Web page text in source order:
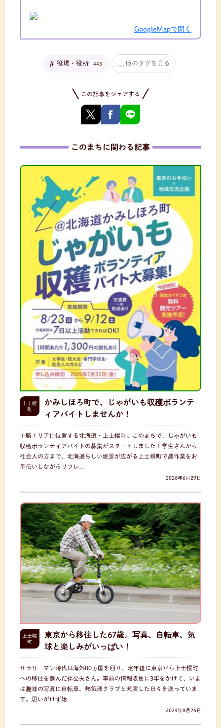
GoogleMapで開く
役場・役所 443 他のタグを見る
この記事をシェアする
このまちに関わる記事
上士幌
町
かみしほろ町で、じゃがいも収穫ボランテ
ィアバイトしませんか！
十勝エリアに位置する北海道・上士幌町。このまちで、じゃがいも
収穫ボランティアバイトの募集がスタートしました！学生さんから
社会人の方まで、北海道らしい絶景が広がる上士幌町で農作業をお
手伝いしながらリフレ…
2026年6月29日
上士幌
町
東京から移住した67歳。写真、自転車、気
球と楽しみがいっぱい！
サラリーマン時代は海外80ヵ国を回り、定年後に東京から上士幌町
への移住を選んだ伴公夫さん。事前の情報収集に3年をかけて、いま
は趣味の写真に自転車、熱気球クラブと充実した日々を送っていま
す。思いがけず始…
2024年8月26日